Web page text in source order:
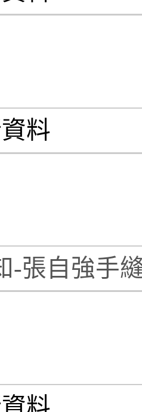
料
-張自強手